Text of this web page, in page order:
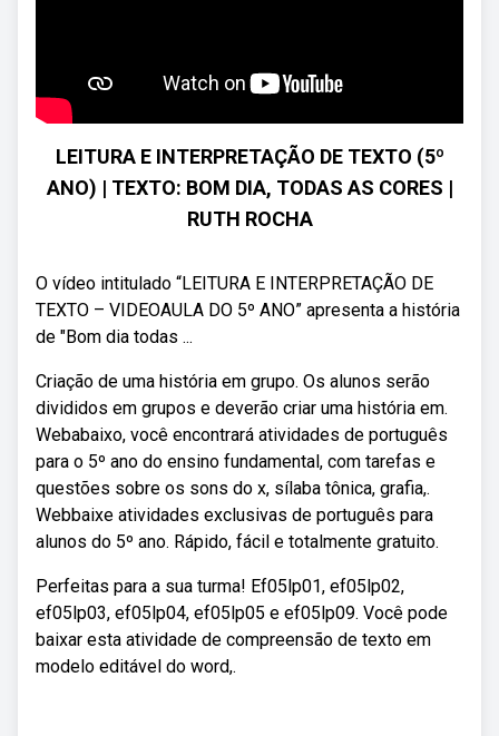
LEITURA E INTERPRETAÇÃO DE TEXTO (5º
ANO) | TEXTO: BOM DIA, TODAS AS CORES |
RUTH ROCHA
O vídeo intitulado “LEITURA E INTERPRETAÇÃO DE
TEXTO – VIDEOAULA DO 5º ANO” apresenta a história
de "Bom dia todas ...
Criação de uma história em grupo. Os alunos serão
divididos em grupos e deverão criar uma história em.
Webabaixo, você encontrará atividades de português
para o 5º ano do ensino fundamental, com tarefas e
questões sobre os sons do x, sílaba tônica, grafia,.
Webbaixe atividades exclusivas de português para
alunos do 5º ano. Rápido, fácil e totalmente gratuito.
Perfeitas para a sua turma! Ef05lp01, ef05lp02,
ef05lp03, ef05lp04, ef05lp05 e ef05lp09. Você pode
baixar esta atividade de compreensão de texto em
modelo editável do word,.